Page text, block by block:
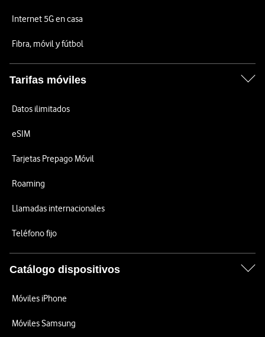
Internet 5G en casa
Fibra, móvil y fútbol
Tarifas móviles
Datos ilimitados
eSIM
Tarjetas Prepago Móvil
Roaming
Llamadas internacionales
Teléfono fijo
Catálogo dispositivos
Móviles iPhone
Móviles Samsung